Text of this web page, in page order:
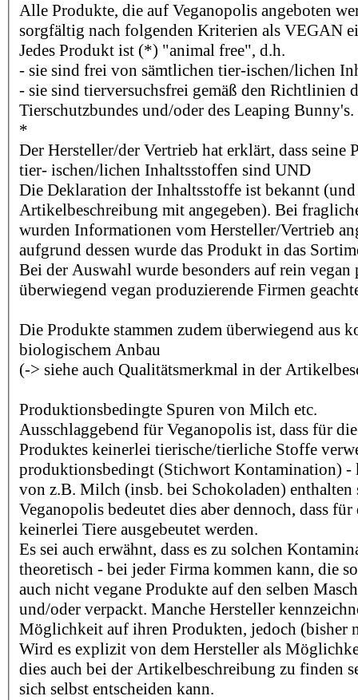
Alle Produkte, die auf Veganopolis angeboten
sorgfältig nach folgenden Kriterien als VEGAN
Jedes Produkt ist (*) "animal free", d.h.
- sie sind frei von sämtlichen tier-ischen/lichen
- sie sind tierversuchsfrei gemäß den Richtlinien
Tierschutzbundes und/oder des Leaping Bunny's.
*
Der Hersteller/der Vertrieb hat erklärt, dass seine
tier- ischen/lichen Inhaltsstoffen sind UND
Die Deklaration der Inhaltsstoffe ist bekannt
Artikelbeschreibung mit angegeben). Bei
wurden Informationen vom Hersteller/Vertrieb
aufgrund dessen wurde das Produkt in das
Bei der Auswahl wurde besonders auf rein vegan
überwiegend vegan produzierende Firmen
Die Produkte stammen zudem überwiegend aus
biologischem Anbau
(-> siehe auch Qualitätsmerkmal in der
Produktionsbedingte Spuren von Milch etc.
Ausschlaggebend für Veganopolis ist, dass für
Produktes keinerlei tierische/tierliche Stoffe
produktionsbedingt (Stichwort Kontamination) -
von z.B. Milch (insb. bei Schokoladen) enthalten
Veganopolis bedeutet dies aber dennoch, dass
keinerlei Tiere ausgebeutet werden.
Es sei auch erwähnt, dass es zu solchen
theoretisch - bei jeder Firma kommen kann, die
auch nicht vegane Produkte auf den selben
und/oder verpackt. Manche Hersteller
Möglichkeit auf ihren Produkten, jedoch (bisher
Wird es explizit von dem Hersteller als
dies auch bei der Artikelbeschreibung zu finden
sich selbst entscheiden kann.